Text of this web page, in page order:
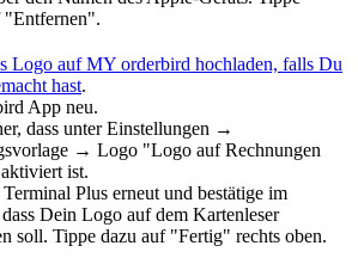
"Entfernen".
Logo aufMY orderbird hochladen, falls Du
hast.
App neu.
dass unter Einstellungen →
→ Logo "Logo auf Rechnungen
ist.
Plus erneut und bestätige im
Dein Logo auf dem Kartenleser
soll. Tippe dazu auf "Fertig" rechts oben.